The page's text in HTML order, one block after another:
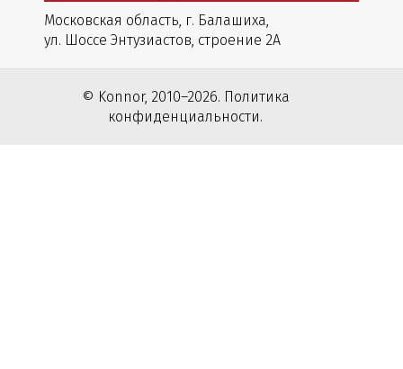
Московская область, г. Балашиха,
ул. Шоссе Энтузиастов, строение 2А
© Konnor, 2010–2026. Политика
конфиденциальности.